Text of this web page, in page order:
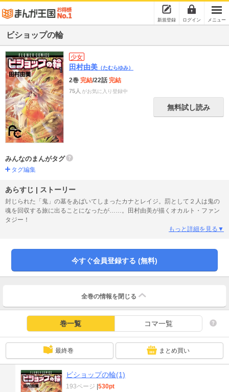
新規登録 ログイン メニュー
ビショップの輪
少女
田村由美 （たむらゆみ）
2巻 完結/22話完結
75人 がお気に入り登録中
無料試し読み
みんなのまんがタグ
タグ編集
あらすじ | ストーリー
封じられた「鬼」の墓をあばいてしまったカナとレイジ。罰として２人は鬼の
魂を回収する旅に出ることになったが……。田村由美が描くオカルト・ファン
タジー！
もっと詳細を見る▼
今すぐ会員登録する (無料)
全巻の情報を 閉じる
巻一覧 コマ一覧
最終巻 まとめ買い
ビショップの輪(1)
193ページ |530pt